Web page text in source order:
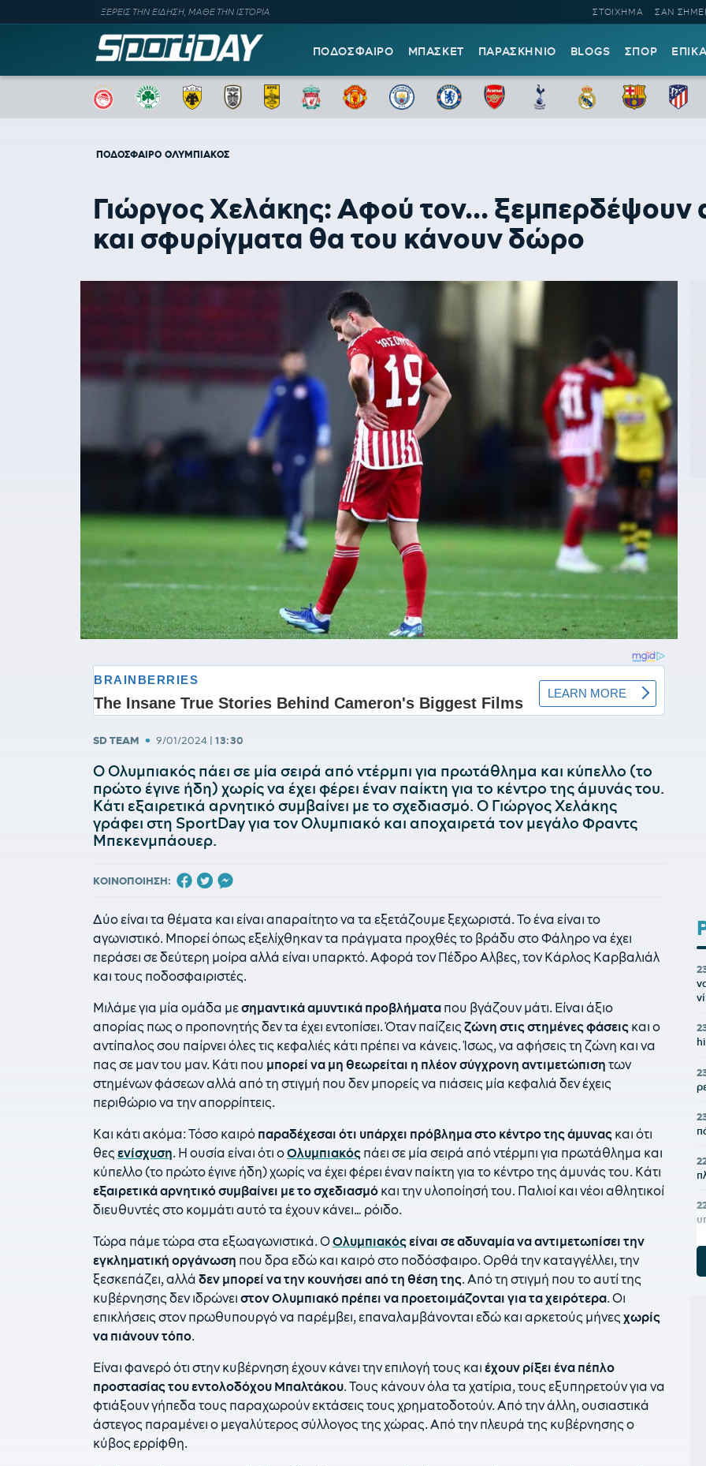
ΞΕΡΕΙΣ ΤΗΝ ΕΙΔΗΣΗ, ΜΑΘΕ ΤΗΝ ΙΣΤΟΡΙΑ ΣΤΟΙΧΗΜΑ ΣΑΝ
ΠΟΔΟΣΦΑΙΡΟ ΜΠΑΣΚΕΤ ΠΑΡΑΣΚΗΝΙΟ BLOGS ΣΠΟΡ
ΠΟΔΟΣΦΑΙΡΟ ΟΛΥΜΠΙΑΚΟΣ
Γιώργος Χελάκης: Αφού τον... ξεμπερδέψουν
και σφυρίγματα θα του κάνουν δώρο
SD TEAM • 9/01/2024 | 13:30
Ο Ολυμπιακός πάει σε μία σειρά από ντέρμπι για πρωτάθλημα και κύπελλο (το
πρώτο έγινε ήδη) χωρίς να έχει φέρει έναν παίκτη για το κέντρο της άμυνάς του.
Κάτι εξαιρετικά αρνητικό συμβαίνει με το σχεδιασμό. Ο Γιώργος Χελάκης
γράφει στη SportDay για τον Ολυμπιακό και αποχαιρετά τον μεγάλο Φραντς
Μπεκενμπάουερ.
ΚΟΙΝΟΠΟΙΗΣΗ:
Δύο είναι τα θέματα και είναι απαραίτητο να τα εξετάζουμε ξεχωριστά. Το ένα είναι το
αγωνιστικό. Μπορεί όπως εξελίχθηκαν τα πράγματα προχθές το βράδυ στο Φάληρο να έχει
περάσει σε δεύτερη μοίρα αλλά είναι υπαρκτό. Αφορά τον Πέδρο Αλβες, τον Κάρλος Καρβαλιάλ
και τους ποδοσφαιριστές.
Mιλάμε για μία ομάδα μεσημαντικά αμυντικά προβλήματα που βγάζουν μάτι. Είναι άξιο
απορίας πως ο προπονητής δεν τα έχει εντοπίσει. Όταν παίζεις ζώνη στις στημένες φάσεις και ο
αντίπαλος σου παίρνει όλες τις κεφαλιές κάτι πρέπει να κάνεις. Ίσως, να αφήσεις τη ζώνη και να
πας σε μαν του μαν. Κάτι που μπορεί να μη θεωρείται η πλέον σύγχρονη αντιμετώπιση των
στημένων φάσεων αλλά από τη στιγμή που δεν μπορείς να πιάσεις μία κεφαλιά δεν έχεις
περιθώριο να την απορρίπτεις.
Και κάτι ακόμα: Τόσο καιρό παραδέχεσαι ότι υπάρχει πρόβλημα στο κέντρο της άμυνας και ότι
θες ενίσχυση. Η ουσία είναι ότι οΟλυμπιακός πάει σε μία σειρά από ντέρμπι για πρωτάθλημα και
κύπελλο (το πρώτο έγινε ήδη) χωρίς να έχει φέρει έναν παίκτη για το κέντρο της άμυνάς του. Κάτι
εξαιρετικά αρνητικό συμβαίνει με το σχεδιασμό και την υλοποίησή του. Παλιοί και νέοι αθλητικοί
διευθυντές στο κομμάτι αυτό τα έχουν κάνει… ρόιδο.
Τώρα πάμε τώρα στα εξωαγωνιστικά. ΟΟλυμπιακόςείναι σε αδυναμία να αντιμετωπίσει την
εγκληματική οργάνωση που δρα εδώ και καιρό στο ποδόσφαιρο. Ορθά την καταγγέλλει, την
ξεσκεπάζει, αλλά δεν μπορεί να την κουνήσει από τη θέση της. Από τη στιγμή που το αυτί της
κυβέρνησης δεν ιδρώνει στον Ολυμπιακό πρέπει να προετοιμάζονται για τα χειρότερα. Οι
επικλήσεις στον πρωθυπουργό να παρέμβει, επαναλαμβάνονται εδώ και αρκετούς μήνες χωρίς
να πιάνουν τόπο.
Είναι φανερό ότι στην κυβέρνηση έχουν κάνει την επιλογή τους και έχουν ρίξει ένα πέπλο
προστασίας του εντολοδόχου Μπαλτάκου. Τους κάνουν όλα τα χατίρια, τους εξυπηρετούν για να
φτιάξουν γήπεδα τους παραχωρούν εκτάσεις τους χρηματοδοτούν. Από την άλλη, ουσιαστικά
άστεγος παραμένει ο μεγαλύτερος σύλλογος της χώρας. Από την πλευρά της κυβέρνησης ο
κύβος ερρίφθη.